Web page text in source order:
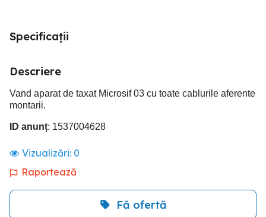
Specificații
Descriere
Vand aparat de taxat Microsif 03 cu toate cablurile aferente
montarii.
ID anunț: 1537004628
Vizualizări: 0
Raportează
Fă ofertă